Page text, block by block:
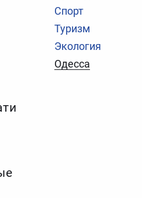
Спорт
Туризм
Экология
Одесса